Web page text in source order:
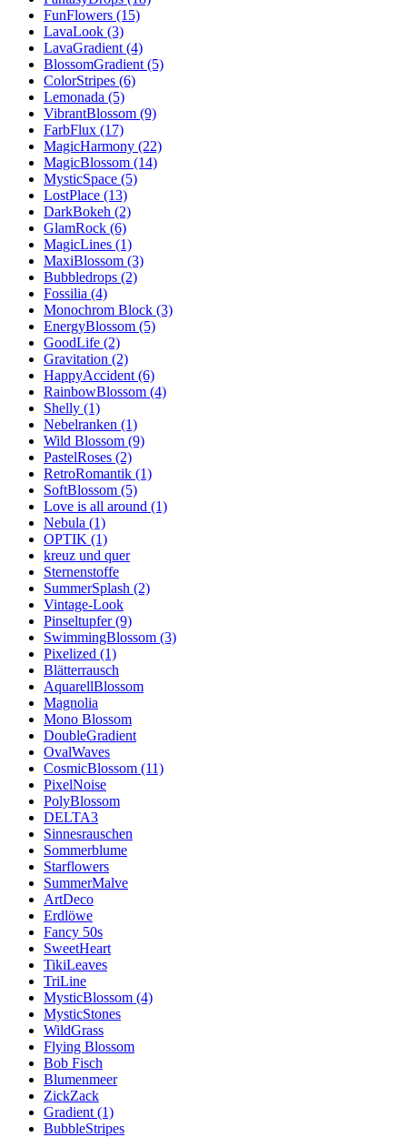
FunFlowers (15)
LavaLook (3)
LavaGradient (4)
BlossomGradient (5)
ColorStripes (6)
Lemonada (5)
VibrantBlossom (9)
FarbFlux (17)
MagicHarmony (22)
MagicBlossom (14)
MysticSpace (5)
LostPlace (13)
DarkBokeh (2)
GlamRock (6)
MagicLines (1)
MaxiBlossom (3)
Bubbledrops (2)
Fossilia (4)
Monochrom Block (3)
EnergyBlossom (5)
GoodLife (2)
Gravitation (2)
HappyAccident (6)
RainbowBlossom (4)
Shelly (1)
Nebelranken (1)
Wild Blossom (9)
PastelRoses (2)
RetroRomantik (1)
SoftBlossom (5)
Love is all around (1)
Nebula (1)
OPTIK (1)
kreuz und quer
Sternenstoffe
SummerSplash (2)
Vintage-Look
Pinseltupfer (9)
SwimmingBlossom (3)
Pixelized (1)
Blätterrausch
AquarellBlossom
Magnolia
Mono Blossom
DoubleGradient
OvalWaves
CosmicBlossom (11)
PixelNoise
PolyBlossom
DELTA3
Sinnesrauschen
Sommerblume
Starflowers
SummerMalve
ArtDeco
Erdlöwe
Fancy 50s
SweetHeart
TikiLeaves
TriLine
MysticBlossom (4)
MysticStones
WildGrass
Flying Blossom
Bob Fisch
Blumenmeer
ZickZack
Gradient (1)
BubbleStripes